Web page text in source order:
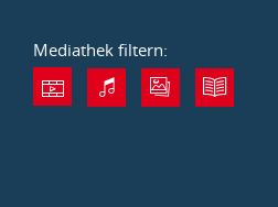
Mediathek filtern: